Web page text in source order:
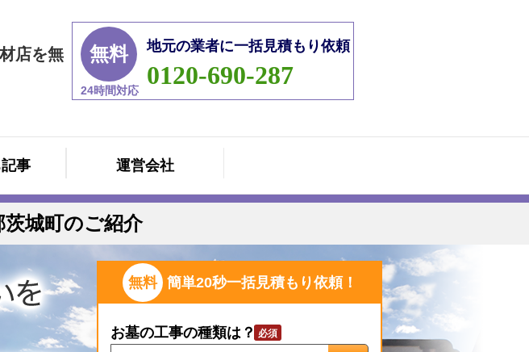
店を無
無料
24時間対応
地元の業者に一括見積もり依頼
0120-690-287
事 運営会社
城町のご紹介
無料 簡単20秒一括見積もり依頼！
お墓の工事の種類は？